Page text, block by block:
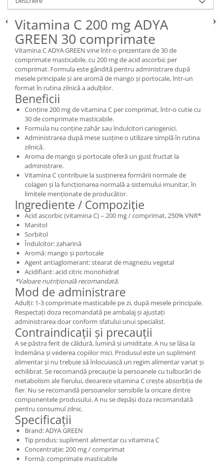
Vitamina C 200 mg ADYA
GREEN 30 comprimate
Vitamina C ADYA GREEN vine într-o prezentare de 30 de
comprimate masticabile, cu 200 mg de acid ascorbic per
comprimat. Formula este gândită pentru administrare după
mesele principale și are aromă de mango și portocale, într-un
format în rutina zilnică a adulților.
Beneficii
Conține 200 mg de vitamina C per comprimat, într-o cutie cu
30 de comprimate masticabile.
Formula nu conține zahăr sau îndulcitori cariogenici.
Administrarea după mese susține o utilizare simplă în rutina
zilnică.
Aroma de mango și portocale oferă un gust fructat la
administrare.
Vitamina C contribuie la susținerea formării normale de
colagen și la funcționarea normală a sistemului imunitar, în
limitele menționate de producător.
Ingrediente / Compoziție
Acid ascorbic (vitamina C) – 200 mg / comprimat, 250% VNR*
Manitol
Sorbitol
Îndulcitor: zaharină
Aromă: mango și portocale
Agent antiaglomerant: stearat de magneziu vegetal
Acidifiant: acid citric monohidrat
*Valoare nutrițională recomandată.
Mod de administrare
Adulți: 1-3 comprimate masticabile pe zi, după mesele principale.
Respectați doza recomandată pe ambalaj și ajustați
administrarea doar conform sfatului unui specialist.
Contraindicații și precauții
A se păstra ferit de căldură, lumină și umiditate. A nu se lăsa la
îndemâna și vederea copiilor mici. Produsul este un supliment
alimentar și nu trebuie să înlocuiască un regim alimentar variat și
echilibrat. Se recomandă precauție la persoanele cu tulburări de
metabolism ale fierului, deoarece vitamina C crește absorbția de
fier. Nu se recomandă persoanelor sensibile la oricare dintre
componentele produsului. A nu se depăși doza recomandată
pentru consumul zilnic.
Specificații
Brand: ADYA GREEN
Tip produs: supliment alimentar cu vitamina C
Concentrație: 200 mg / comprimat
Formă: comprimate masticabile